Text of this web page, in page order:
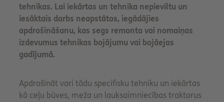
tehnikas. Lai iekārtas un tehnika nepieviltu un
iesāktais darbs neapstātos, iegādājies
apdrošināšanu, kas segs remonta vai nomaiņas
izdevumus tehnikas bojājumu vai bojāejas
gadījumā.
Apdrošināt vari tādu specifisku tehniku un iekārtas
kā ceļu būves, meža un lauksaimniecības traktorus